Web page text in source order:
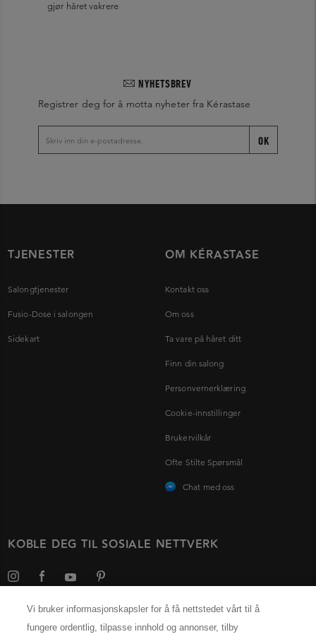
gjør håret vakrere
NYHETSBREV
Registrer deg for å motta nyheter fra Kérastase
OK
TJENESTER
Salongtjenester
Fusio-Dose i salongen
Sidekart
OM KÉRASTASE
Kontakt oss
Om oss
Ta vare på håret ditt
Finn din salong
Personvernerklæring
Cookie-innstillinger
Brukervilkår
Ofte Stilte Spørsmål
Chat med oss
KOBLE DEG TIL SOSIALE NETTVERK
Vi bruker informasjonskapsler for å få nettstedet vårt til å
fungere ordentlig, tilpasse innhold og annonser, tilby